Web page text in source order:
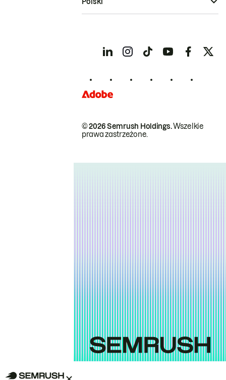
© 2026 Semrush Holdings.Wszelkie
prawa zastrzeżone.